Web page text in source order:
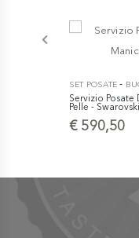
SET POSATE -
Servizio Posate
Pelle - Swarovski
€ 590,50